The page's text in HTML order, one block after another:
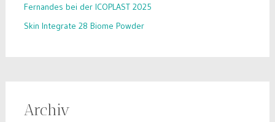
Fernandes bei der ICOPLAST 2025
Skin Integrate 28 Biome Powder
Archiv